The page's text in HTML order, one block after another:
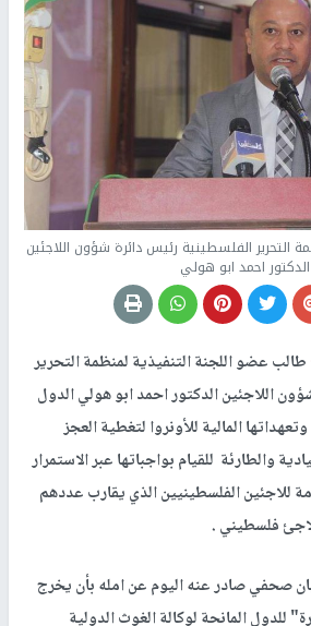
التحرير الفلسطينية رئيس دائرة شؤون اللاجئين
الدكتور احمد ابو هولي
طالب عضو اللجنة التنفيذية لمنظمة التحرير
اللاجئين الدكتور احمد ابو هولي الدول
وتعهداتها المالية للأونروا لتغطية العجز
والطارئة للقيام بواجباتها عبر الاستمرار
للاجئين الفلسطينيين الذي يقارب عددهم
صحفي صادر عنه اليوم عن امله بأن يخرج
للدول المانحة لوكالة الغوث الدولية